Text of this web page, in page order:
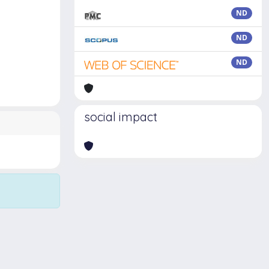
ND
ND
ND
social impact